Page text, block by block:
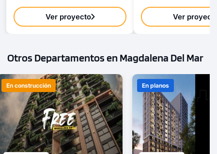
Ver proyecto Ver
Otros Departamentos en Magdalena Del Mar
En construcción En planos